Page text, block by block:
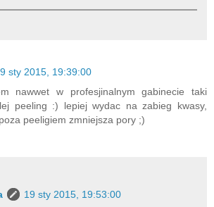
sty 2015, 19:39:00
nawwet w profesjinalnym gabinecie taki
peeling :) lepiej wydac na zabieg kwasy,
peeligiem zmniejsza pory ;)
19 sty 2015, 19:53:00